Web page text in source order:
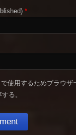
*
使用するためブラウ
る。